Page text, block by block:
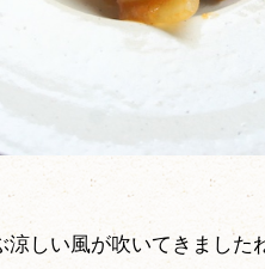
しい風が吹いてきました